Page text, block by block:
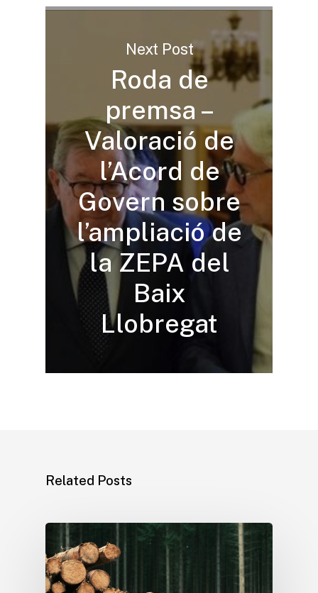
Next Post
Roda de
premsa –
Valoració de
l’Acord de
Govern sobre
l’ampliació de
la ZEPA del
Baix
Llobregat
Related Posts